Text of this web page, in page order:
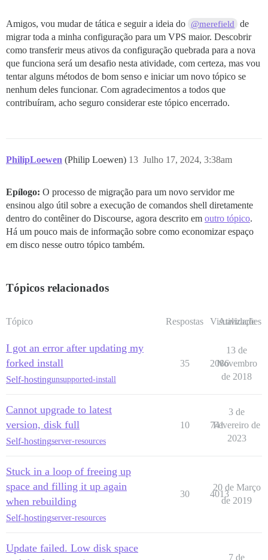
Amigos, vou mudar de tática e seguir a ideia do @merefield
de
migrar toda a minha configuração para um VPS maior. Descobrir
como transferir meus ativos da configuração quebrada para a nova
que funciona será um desafio nesta atividade, com certeza, mas vou
tentar alguns métodos de bom senso e iniciar um novo tópico se
nenhum deles funcionar. Com agradecimentos a todos que
contribuíram, acho seguro considerar este tópico encerrado.
PhilipLoewen (Philip Loewen) Julho 17, 2024, 3:38am
13
Epílogo: O processo de migração para um novo servidor me
ensinou algo útil sobre a execução de comandos shell diretamente
dentro do contêiner do Discourse, agora descrito em outro tópico.
Há um pouco mais de informação sobre como economizar espaço
em disco nesse outro tópico também.
Tópicos relacionados
Tópico Respostas Visualizações
Atividade
I got an error after updating my
forked install
Self-hostingunsupported-install
35 2086
13 de
Novembro
de 2018
Cannot upgrade to latest
version, disk full
Self-hostingserver-resources
10 741
3 de
Fevereiro de
2023
Stuck in a loop of freeing up
space and filling it up again
when rebuilding
Self-hostingserver-resources
30 4013
20 de Março
de 2019
Update failed. Low disk space
7 de